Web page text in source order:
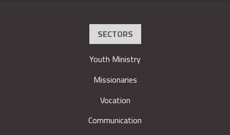
SECTORS
Youth Ministry
Missionaries
Vocation
Communication